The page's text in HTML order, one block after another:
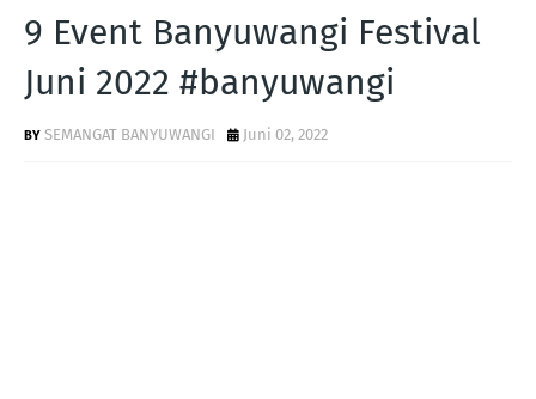
9 Event Banyuwangi Festival
Juni 2022 #banyuwangi
SEMANGAT BANYUWANGI Juni 02, 2022